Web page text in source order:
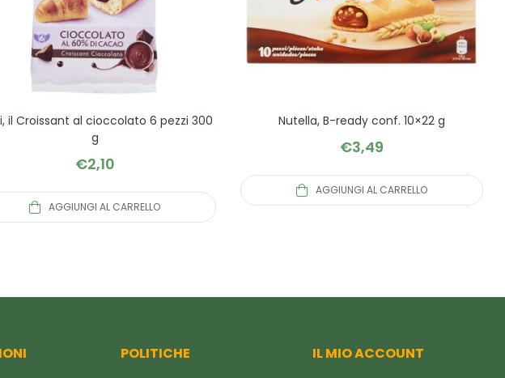
il Croissant al cioccolato 6 pezzi 300
g
€2,10
AGGIUNGI AL CARRELLO
Nutella, B-ready conf. 10×22 g
€3,49
AGGIUNGI AL CARRELLO
POLITICHE IL MIO ACCOUNT